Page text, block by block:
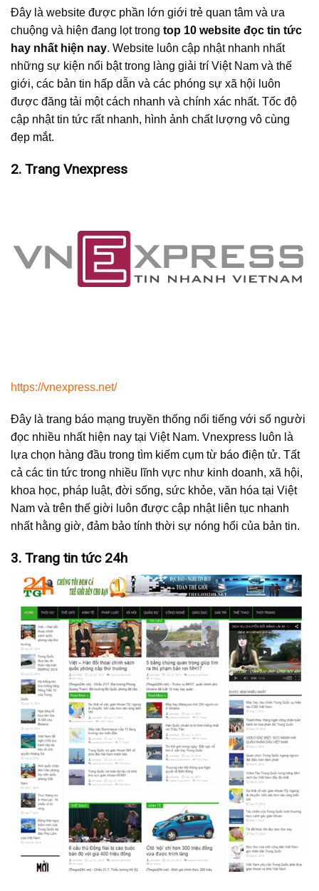
Đây là website được phần lớn giới trẻ quan tâm và ưa
chuộng và hiện đang lọt trong top 10 website đọc tin tức
hay nhất hiện nay. Website luôn cập nhật nhanh nhất
những sự kiện nổi bật trong làng giải trí Việt Nam và thế
giới, các bản tin hấp dẫn và các phóng sự xã hội luôn
được đăng tải một cách nhanh và chính xác nhất. Tốc độ
cập nhật tin tức rất nhanh, hình ảnh chất lượng vô cùng
đẹp mắt.
2. Trang Vnexpress
https://vnexpress.net/
Đây là trang báo mạng truyền thống nổi tiếng với số người
đọc nhiều nhất hiện nay tại Việt Nam. Vnexpress luôn là
lựa chọn hàng đầu trong tìm kiếm cụm từ báo điện tử. Tất
cả các tin tức trong nhiều lĩnh vực như kinh doanh, xã hội,
khoa học, pháp luật, đời sống, sức khỏe, văn hóa tại Việt
Nam và trên thế giời luôn được cập nhật liên tục nhanh
nhất hằng giờ, đảm bảo tính thời sự nóng hổi của bản tin.
3. Trang tin tức 24h